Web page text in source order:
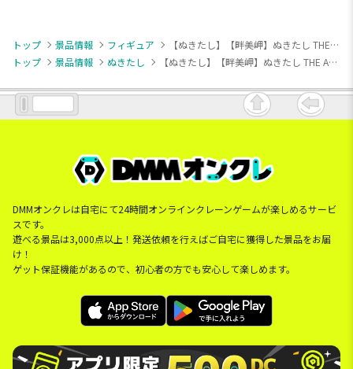
トップ 景品情報 フィギュア
【ぬきたし】【畔美岬】ぬきたし THE ANIMATION ちょこのせ [PM]フィギュア“畔美岬”
トップ
景品情報 ぬきたし 【ぬきたし】【畔美岬】ぬきたし THE ANIMATION ちょこのせ [PM]フィギュア“畔美岬”
DMMオンクレは自宅にて24時間オンラインクレーンゲームが楽しめるサービ
スです。
遊べる景品は3,000点以上！発送依頼を行えばご自宅に獲得した景品をお届
け！
ゲット保証機能があるので、初心者の方でも安心して楽しめます。